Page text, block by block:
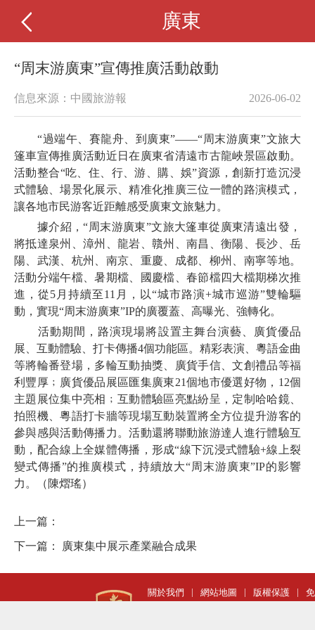
廣東
“周末游廣東”宣傳推廣活動啟動
信息來源：中國旅游報 2026-06-02
“過端午、賽龍舟、到廣東”——“周末游廣東”文旅大
篷車宣傳推廣活動近日在廣東省清遠市古龍峽景區啟動。
活動整合“吃、住、行、游、購、娛”資源，創新打造沉浸
式體驗、場景化展示、精准化推廣三位一體的路演模式，
讓各地市民游客近距離感受廣東文旅魅力。
據介紹，“周末游廣東”文旅大篷車從廣東清遠出發，
將抵達泉州、漳州、龍岩、贛州、南昌、衡陽、長沙、岳
陽、武漢、杭州、南京、重慶、成都、柳州、南寧等地。
活動分端午檔、暑期檔、國慶檔、春節檔四大檔期梯次推
進，從5月持續至11月，以“城市路演+城市巡游”雙輪驅
動，實現“周末游廣東”IP的廣覆蓋、高曝光、強轉化。
活動期間，路演現場將設置主舞台演藝、廣貨優品
展、互動體驗、打卡傳播4個功能區。精彩表演、粵語金曲
等將輪番登場，多輪互動抽獎、廣貨手信、文創禮品等福
利豐厚﹔廣貨優品展區匯集廣東21個地市優選好物，12個
主題展位集中亮相﹔互動體驗區亮點紛呈，定制哈哈鏡、
拍照機、粵語打卡牆等現場互動裝置將全方位提升游客的
參與感與活動傳播力。活動還將聯動旅游達人進行體驗互
動，配合線上全媒體傳播，形成“線下沉浸式體驗+線上裂
變式傳播”的推廣模式，持續放大“周末游廣東”IP的影響
力。（陳熠瑤）
上一篇：
下一篇： 廣東集中展示產業融合成果